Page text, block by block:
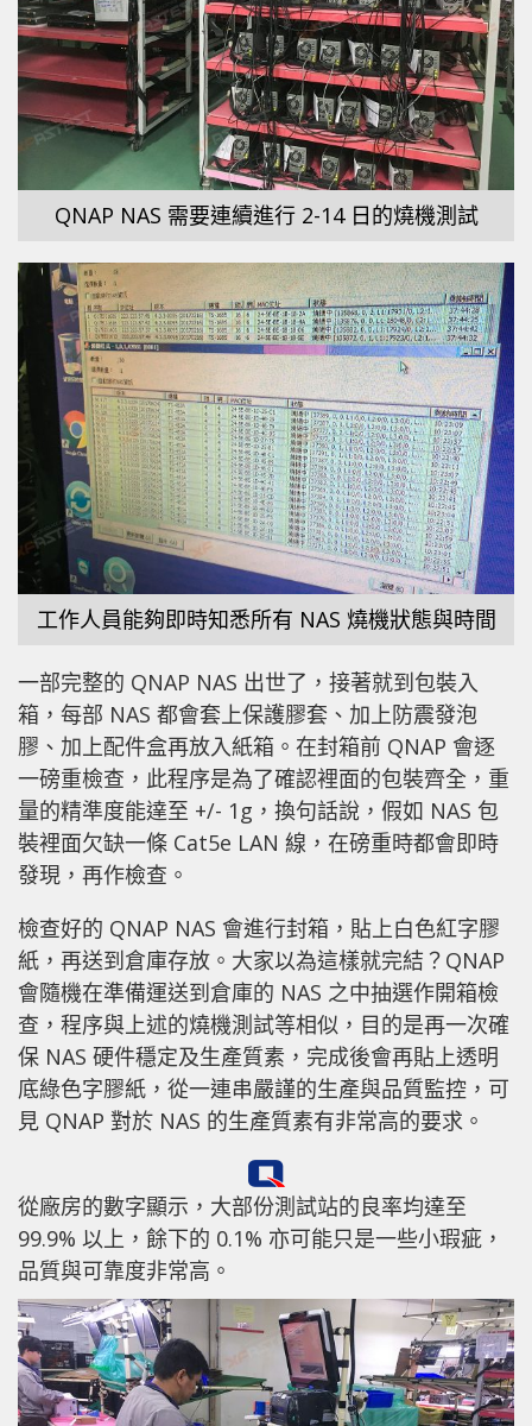
QNAP NAS 需要連續進行 2-14 日的燒機測試
工作人員能夠即時知悉所有 NAS 燒機狀態與時間
一部完整的 QNAP NAS 出世了，接著就到包裝入
箱，每部 NAS 都會套上保護膠套、加上防震發泡
膠、加上配件盒再放入紙箱。在封箱前 QNAP 會逐
一磅重檢查，此程序是為了確認裡面的包裝齊全，重
量的精準度能達至 +/- 1g，換句話說，假如 NAS 包
裝裡面欠缺一條 Cat5e LAN 線，在磅重時都會即時
發現，再作檢查。
檢查好的 QNAP NAS 會進行封箱，貼上白色紅字膠
紙，再送到倉庫存放。大家以為這樣就完結？QNAP
會隨機在準備運送到倉庫的 NAS 之中抽選作開箱檢
查，程序與上述的燒機測試等相似，目的是再一次確
保 NAS 硬件穩定及生產質素，完成後會再貼上透明
底綠色字膠紙，從一連串嚴謹的生產與品質監控，可
見 QNAP 對於 NAS 的生產質素有非常高的要求。
從廠房的數字顯示，大部份測試站的良率均達至
99.9% 以上，餘下的 0.1% 亦可能只是一些小瑕疵，
品質與可靠度非常高。